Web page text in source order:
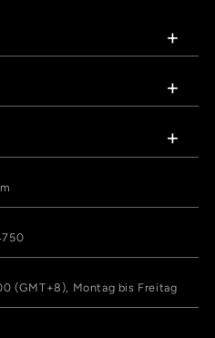
(GMT+8), Montag bis Freitag